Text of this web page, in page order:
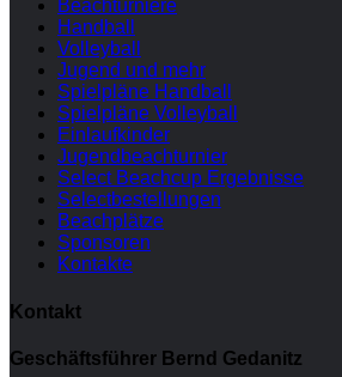
Beachturniere
Handball
Volleyball
Jugend und mehr
Spielpläne Handball
Spielpläne Volleyball
Einlaufkinder
Jugendbeachturnier
Select Beachcup Ergebnisse
Selectbestellungen
Beachplätze
Sponsoren
Kontakte
Kontakt
Geschäftsführer Bernd Gedanitz